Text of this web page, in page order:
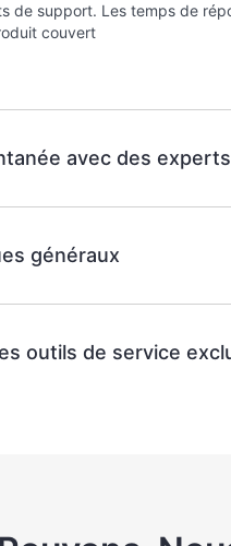
de support. Les temps de
couvert
avec des
généraux
outils de service